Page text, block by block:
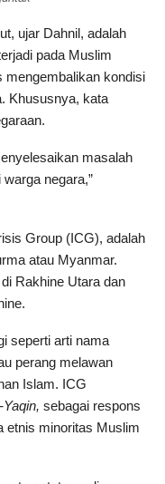
ujar Dahnil, adalah
pada Muslim
mengembalikan kondisi
Khususnya, kata
masalah
negara,”
Group (ICG), adalah
atau Myanmar.
Rakhine Utara dan
seperti arti nama
perang melawan
Islam. ICG
sebagai respons
etnis minoritas Muslim